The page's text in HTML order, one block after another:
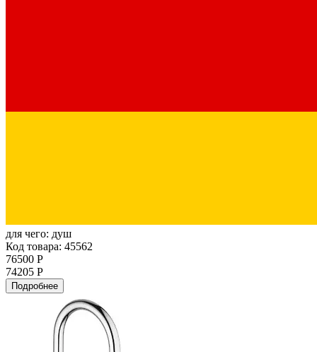
для чего: душ
Код товара: 45562
76500 Р
74205 Р
Подробнее